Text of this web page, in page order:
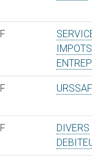
F
IMPOTS
F
F
DIVERS